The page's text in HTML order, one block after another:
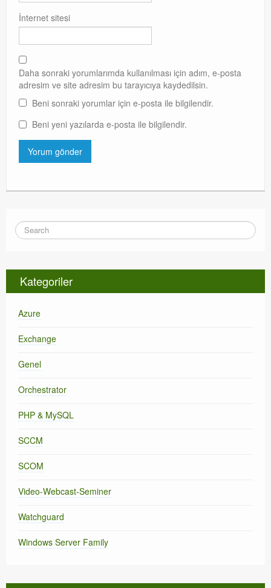
İnternet sitesi
Daha sonraki yorumlarımda kullanılması için adım, e-posta
adresim ve site adresim bu tarayıcıya kaydedilsin.
Beni sonraki yorumlar için e-posta ile bilgilendir.
Beni yeni yazılarda e-posta ile bilgilendir.
Kategoriler
Azure
Exchange
Genel
Orchestrator
PHP & MySQL
SCCM
SCOM
Video-Webcast-Seminer
Watchguard
Windows Server Family